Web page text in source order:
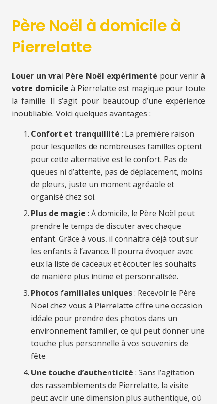
Père Noël à domicile à
Pierrelatte
Louer un vrai Père Noël expérimenté pour venir à
votre domicile à Pierrelatte est magique pour toute
la famille. Il s’agit pour beaucoup d’une expérience
inoubliable. Voici quelques avantages :
Confort et tranquillité : La première raison
pour lesquelles de nombreuses familles optent
pour cette alternative est le confort. Pas de
queues ni d’attente, pas de déplacement, moins
de pleurs, juste un moment agréable et
organisé chez soi.
Plus de magie : À domicile, le Père Noël peut
prendre le temps de discuter avec chaque
enfant. Grâce à vous, il connaitra déjà tout sur
les enfants à l’avance. Il pourra évoquer avec
eux la liste de cadeaux et écouter les souhaits
de manière plus intime et personnalisée.
Photos familiales uniques: Recevoir le Père
Noël chez vous à Pierrelatte offre une occasion
idéale pour prendre des photos dans un
environnement familier, ce qui peut donner une
touche plus personnelle à vos souvenirs de
fête.
Une touche d’authenticité : Sans l’agitation
des rassemblements de Pierrelatte, la visite
peut avoir une dimension plus authentique, où